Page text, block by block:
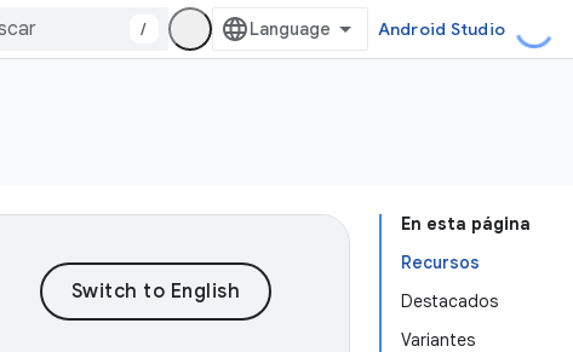
/ Android Studio
En esta página
Recursos
Destacados
Variantes